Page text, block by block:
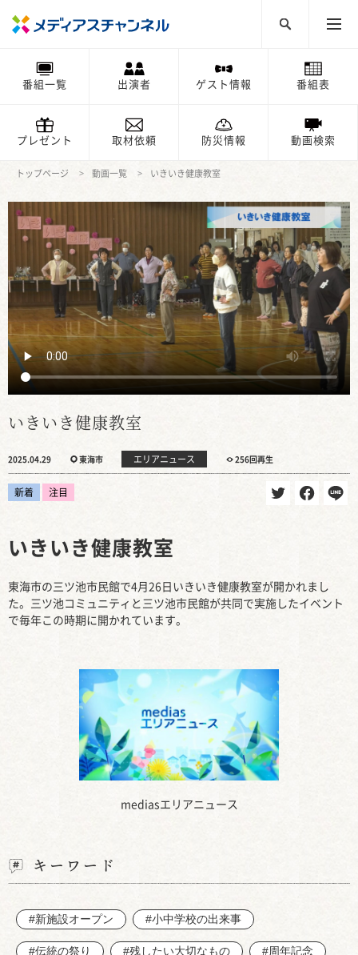
番組一覧 出演者 ゲスト情報 番組表
プレゼント 取材依頼 防災情報 動画検索
トップページ 動画一覧 いきいき健康教室
いきいき健康教室
2025.04.29 東海市 エリアニュース 256回再生
新着 注目
mediasエリアニュース
いきいき健康教室
東海市の三ツ池市民館で4月26日いきいき健康教室が開かれまし
た。三ツ池コミュニティと三ツ池市民館が共同で実施したイベント
で毎年この時期に開かれています。
キーワード
#新施設オープン #小中学校の出来事
#伝統の祭り #残したい大切なもの #周年記念